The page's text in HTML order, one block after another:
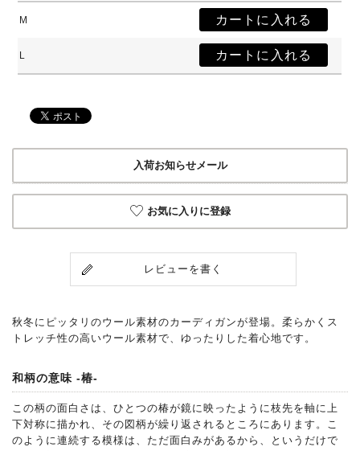
M
L
入荷お知らせメール
お気に入りに登録
レビューを書く
秋冬にピッタリのウール素材のカーディガンが登場。柔らかくス
トレッチ性の高いウール素材で、ゆったりした着心地です。
和柄の意味 -椿-
この柄の面白さは、ひとつの椿が鏡に映ったように枝先を軸に上
下対称に描かれ、その図柄が繰り返されるところにあります。こ
のように連続する模様は、ただ面白みがあるから、というだけで